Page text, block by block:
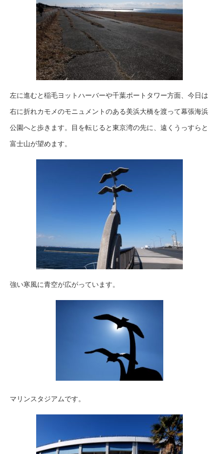
左に進むと稲毛ヨットハーバーや千葉ポートタワー方面、今日は
右に折れカモメのモニュメントのある美浜大橋を渡って幕張海浜
公園へと歩きます。目を転じると東京湾の先に、遠くうっすらと
富士山が望めます。
強い寒風に青空が広がっています。
マリンスタジアムです。